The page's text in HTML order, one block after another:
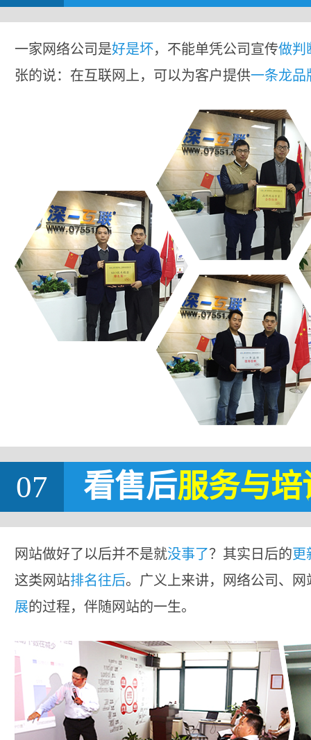
一家网络公司是好是坏，不能单凭公司宣传做判
张的说：在互联网上，可以为客户提供一条龙品
07 看售后服务与培
网站做好了以后并不是就没事了？其实日后的更
这类网站排名往后。广义上来讲，网络公司、
展的过程，伴随网站的一生。